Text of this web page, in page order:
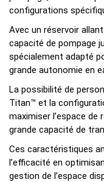
configurations
Avec un réservoir
capacité de pompage
spécialement adapté
grande autonomie en
La possibilité de
Titan™ et la
maximiser l’espace
grande capacité de
Ces caractéristiques
l’efficacité en
gestion de l’espace